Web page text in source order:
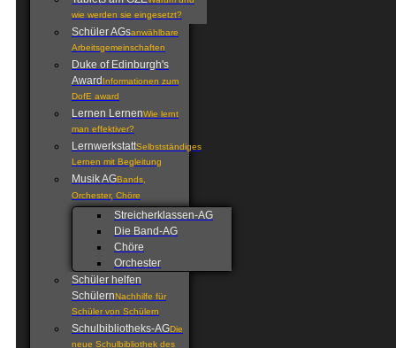
wie werden sie eingesetzt?
Schüler AGsanwählbare
Arbeitsgemeinschaften
Duke of Edinburgh's
Award Informationen zum
DofE award
Lernen LernenWie lernt
man effektiver?
LernwerkstattSelbstständiges
Lernen mit Begleitung
Musik AGBands,
Orchester, Chöre
Streicherklassen-AG
Die Band-AG
Chöre
Orchester
Schüler helfen
SchülernNachhilfe für
Schüler von Schülern
Schulbibliotheks-AGDie
neue Schulbibliothek des